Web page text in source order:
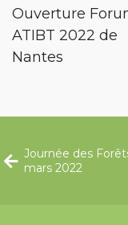
Ouverture
ATIBT 2022 de
Nantes
Journée des
mars 2022